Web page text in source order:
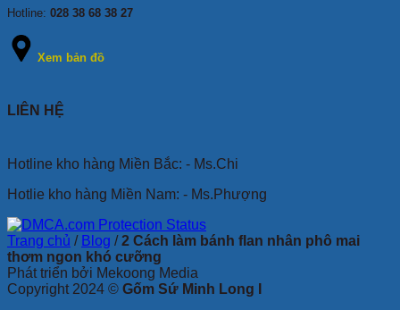
Hotline: 028 38 68 38 27
Xem bản đồ
LIÊN HỆ
Hotline kho hàng Miền Bắc: - Ms.Chi
Hotlie kho hàng Miền Nam: - Ms.Phượng
Trang chủ / Blog /2 Cách làm bánh flan nhân phô mai
thơm ngon khó cưỡng
Phát triển bởi Mekoong Media
Copyright 2024 © Gốm Sứ Minh Long I